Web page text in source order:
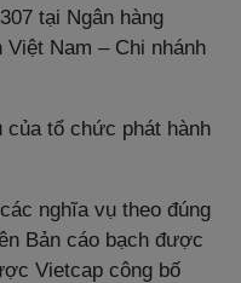
tại Ngân hàng
Nam – Chi nhánh
tổ chức phát hành
nghĩa vụ theo đúng
Bản cáo bạch được
Vietcap công bố